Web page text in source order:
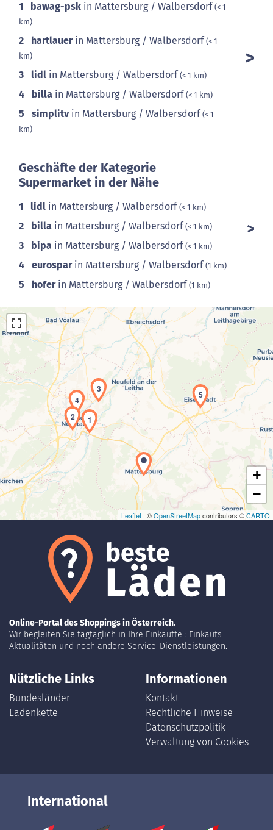
1 bawag-psk in Mattersburg / Walbersdorf(< 1
km)
2 hartlauerin Mattersburg / Walbersdorf(< 1
km)
3 lidl in Mattersburg / Walbersdorf(< 1 km)
4 billa in Mattersburg / Walbersdorf(< 1 km)
5 simplitvin Mattersburg / Walbersdorf(< 1
km)
Geschäfte der Kategorie
Supermarket in der Nähe
1 lidl in Mattersburg / Walbersdorf(< 1 km)
2 billa in Mattersburg / Walbersdorf(< 1 km)
3 bipa in Mattersburg / Walbersdorf(< 1 km)
4 eurosparin Mattersburg / Walbersdorf(1 km)
5 hoferin Mattersburg / Walbersdorf(1 km)
Laden der Karte...
1
2
3
4
5
+
−
Leaflet | ©OpenStreetMapcontributors ©CARTO
Online-Portal des Shoppings in Österreich.
Wir begleiten Sie tagtäglich in Ihre Einkäuffe : Einkaufs
Aktualitäten und noch andere Service-Dienstleistungen.
Nützliche Links
Bundesländer
Ladenkette
Informationen
Kontakt
Rechtliche Hinweise
Datenschutzpolitik
Verwaltung von Cookies
International